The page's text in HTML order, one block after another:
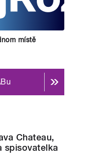
místě
Chateau,
spisovatelka